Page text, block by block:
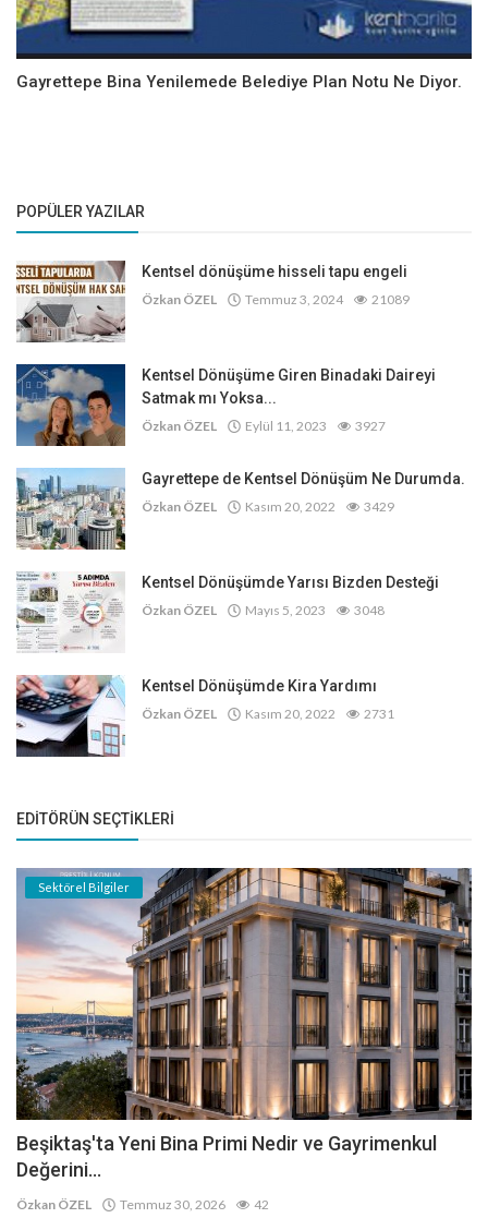
Gayrettepe Bina Yenilemede Belediye Plan Notu Ne Diyor.
POPÜLER YAZILAR
Kentsel dönüşüme hisseli tapu engeli
Özkan ÖZEL Temmuz 3, 2024 21089
Kentsel Dönüşüme Giren Binadaki Daireyi
Satmak mı Yoksa...
Özkan ÖZEL Eylül 11, 2023 3927
Gayrettepe de Kentsel Dönüşüm Ne Durumda.
Özkan ÖZEL Kasım 20, 2022 3429
Kentsel Dönüşümde Yarısı Bizden Desteği
Özkan ÖZEL Mayıs 5, 2023 3048
Kentsel Dönüşümde Kira Yardımı
Özkan ÖZEL Kasım 20, 2022 2731
EDITÖRÜN SEÇTIKLERI
Sektörel Bilgiler
Beşiktaş'ta Yeni Bina Primi Nedir ve Gayrimenkul
Değerini...
Özkan ÖZEL Temmuz 30, 2026 42